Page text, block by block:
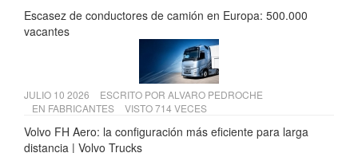
Escasez de conductores de camión en Europa: 500.000
vacantes
JULIO 10 2026 ESCRITO POR ALVARO PEDROCHE
EN FABRICANTES VISTO 714 VECES
Volvo FH Aero: la configuración más eficiente para larga
distancia | Volvo Trucks